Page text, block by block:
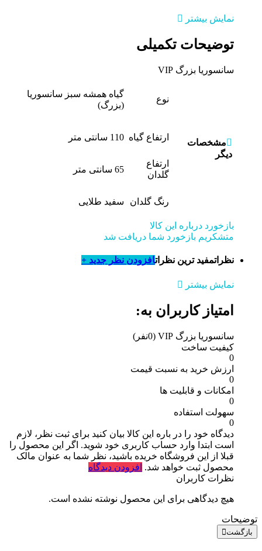
نمایش بیشتر
توضیحات تکمیلی
سانسوریا بزرگ VIP
مشخصات
دیگر
نوع
گیاه همشه سبز سانسوریا
(بزرگ)
ارتفاع گیاه 110 سانتی متر
ارتفاع
گلدان
65 سانتی متر
رنگ گلدان سفید طلایی
بازخورد درباره این کالا
متشکریم بازخورد شما دریافت شد
نظراتمفید ترین نظراتافزودن نظر جدید +
نمایش بیشتر
امتیاز کاربران به:
سانسوریا بزرگ VIP
(0نفر)
کیفیت ساخت
0
ارزش خرید به نسبت قیمت
0
امکانات و قابلیت ها
0
سهولت استفاده
0
دیدگاه خود را در باره این کالا بیان کنید برای ثبت نظر، لازم
است ابتدا وارد حساب کاربری خود شوید. اگر این محصول را
قبلا از این فروشگاه خریده باشید، نظر شما به عنوان مالک
محصول ثبت خواهد شد. افزودن دیدگاه
نظرات کاربران
هیچ دیدگاهی برای این محصول نوشته نشده است.
توضیحات
بازگشت